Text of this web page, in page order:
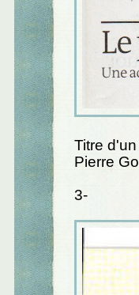
Titre
Pierre
3-